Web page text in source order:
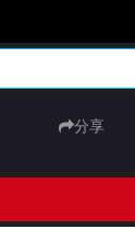
分享